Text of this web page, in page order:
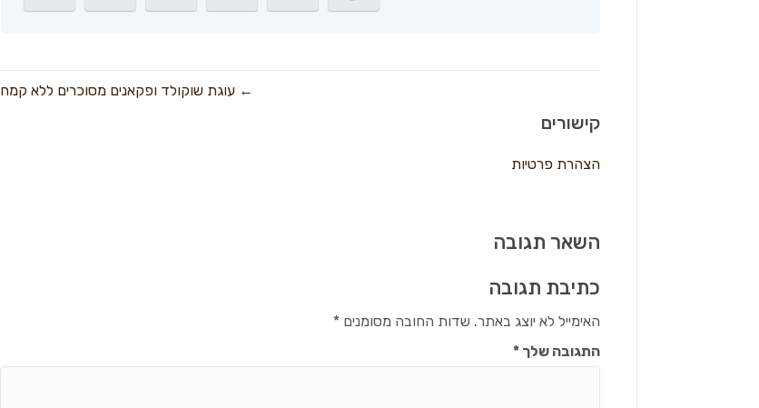
← עוגת שוקולד ופקאנים מסוכרים ללא קמח
קישורים
הצהרת פרטיות
השאר תגובה
כתיבת תגובה
האימייל לא יוצג באתר. שדות החובה מסומנים*
התגובה שלך*